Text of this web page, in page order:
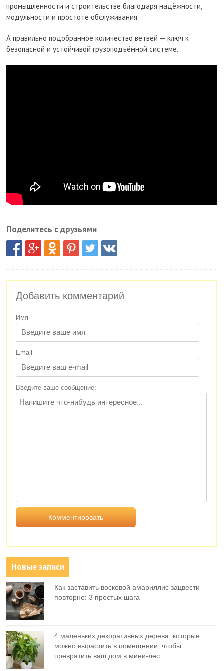
промышленности и строительстве благодаря надёжности,
модульности и простоте обслуживания.
А правильно подобранное количество ветвей — ключ к
безопасной и устойчивой грузоподъёмной системе.
Поделитесь с друзьями
Добавить комментарий
Имя
Email
Введите ваше сообщение:
Новые записи
Как заставить восковой амариллис зацвести
повторно: 3 простых шага
4 маленьких декоративных дерева, которые
можно вырастить в помещении, чтобы
превратить ваш дом в мини-лес